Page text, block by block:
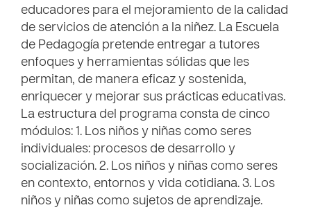
educadores para el mejoramiento de la calidad
de servicios de atención a la niñez. La Escuela
de Pedagogía pretende entregar a tutores
enfoques y herramientas sólidas que les
permitan, de manera eficaz y sostenida,
enriquecer y mejorar sus prácticas educativas.
La estructura del programa consta de cinco
módulos: 1. Los niños y niñas como seres
individuales: procesos de desarrollo y
socialización. 2. Los niños y niñas como seres
en contexto, entornos y vida cotidiana. 3. Los
niños y niñas como sujetos de aprendizaje.